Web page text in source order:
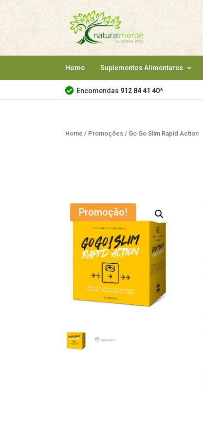
Home Suplementos Alimentares
Encomendas 912 84 41 40*
Home / Promoções / Go Go Slim Rapid Action
Promoção!